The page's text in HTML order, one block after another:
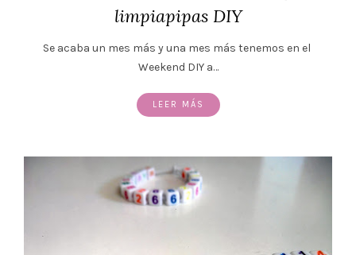
limpiapipas DIY
Se acaba un mes más y una mes más tenemos en el
Weekend DIY a…
LEER MÁS